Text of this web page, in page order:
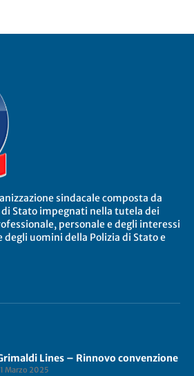
sindacale composta da
Stato impegnati nella tutela dei
personale e degli interessi
uomini della Polizia di Stato e
Lines – Rinnovo convenzione
Marzo 2025